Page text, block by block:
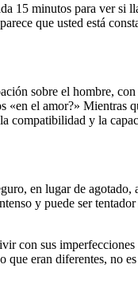
15 minutos para ver si
que usted está
sobre el hombre,
el amor?» Mientras
compatibilidad y la
en lugar de
y puede ser
con sus
que eran diferentes, no